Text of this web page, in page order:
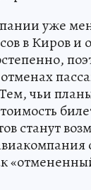
уже
в Киров и
чьи
станут